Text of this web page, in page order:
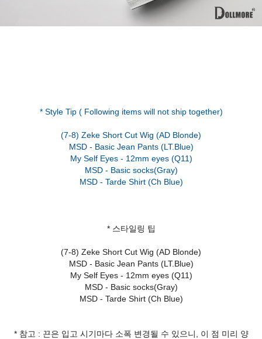
* Style Tip ( Following items will not ship together)
(7-8) Zeke Short Cut Wig (AD Blonde)
MSD - Basic Jean Pants (LT.Blue)
My Self Eyes - 12mm eyes (Q11)
MSD - Basic socks(Gray)
* 스타일링 팁
(7-8) Zeke Short Cut Wig (AD Blonde)
MSD - Basic Jean Pants (LT.Blue)
My Self Eyes - 12mm eyes (Q11)
MSD - Basic socks(Gray)
MSD - Tarde Shirt (Ch Blue)
* 참고 : 끈은 입고 시기마다 소폭 변경될 수 있으니, 이 점 미리 양